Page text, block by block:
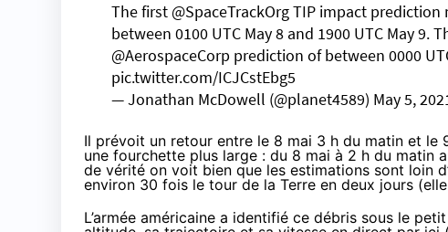
The first @SpaceTrackOrgTIP impact prediction
between 0100 UTC May 8 and 1900 UTC May
@AerospaceCorp prediction of between 0000
pic.twitter.com/ICJCstEbg5
— Jonathan McDowell (@planet4589) May 5,
Il prévoit un retour entre le 8 mai 3 h du matin et le
une fourchette plus large : du 8 mai à 2 h du matin
de vérité on voit bien que les estimations sont loin
environ 30 fois le tour de la Terre en deux jours
L’armée américaine a identifié ce débris sous le